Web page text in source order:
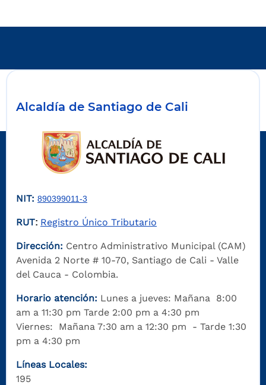
Alcaldía de Santiago de Cali
NIT: 890399011-3
RUT: Registro Único Tributario
Dirección: Centro Administrativo Municipal (CAM)
Avenida 2 Norte # 10-70, Santiago de Cali - Valle
del Cauca - Colombia.
Horario atención: Lunes a jueves: Mañana 8:00
am a 11:30 pm Tarde 2:00 pm a 4:30 pm
Viernes: Mañana 7:30 am a 12:30 pm - Tarde 1:30
pm a 4:30 pm
Líneas Locales:
195